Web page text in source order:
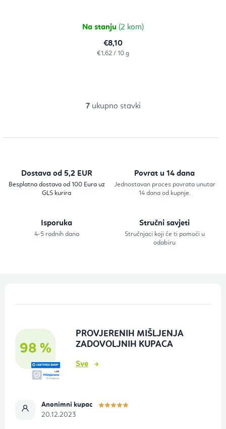
Na stanju (2 kom)
€8,10
Izračunaj
€1,62 / 10 g
n
o
7ukupno stavki
Dostava od 5,2 EUR
Besplatna dostava od 100 Eura uz
GLS kurira
Povrat u 14 dana
Jednostavan proces povrata unutar
14 dana od kupnje.
Isporuka
4-5 radnih dana
Stručni savjeti
Stručnjaci koji će ti pomoći u
odabiru
98 %
PROVJERENIH MIŠLJENJA
ZADOVOLJNIH KUPACA
Sve
Anonimni kupac
20.12.2023